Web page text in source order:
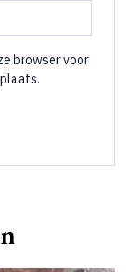
browser voor